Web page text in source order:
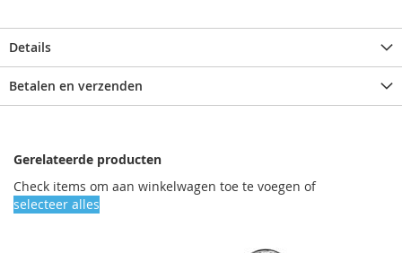
Details
Betalen en verzenden
Gerelateerde producten
Check items om aan winkelwagen toe te voegen of
selecteer alles